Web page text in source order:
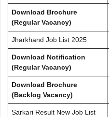
Download Brochure
(Regular Vacancy)
Jharkhand Job List 2025
Download Notification
(Regular Vacancy)
Download Brochure
(Backlog Vacancy)
Sarkari Result New Job List